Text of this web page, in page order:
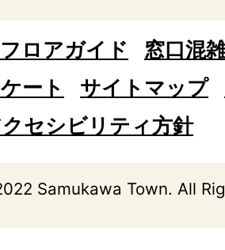
ロアガイド
窓口混
ート
サイトマップ
セシビリティ方針
Samukawa Town. All